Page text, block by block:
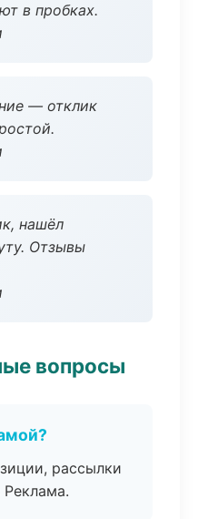
в пробках.
— отклик
нашёл
Отзывы
вопросы
рассылки